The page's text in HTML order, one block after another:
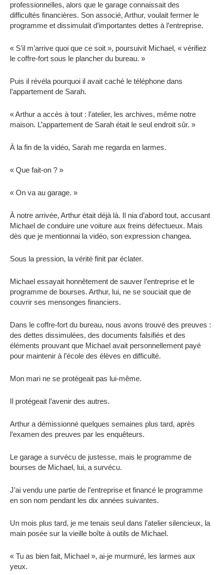
professionnelles, alors que le garage connaissait des
difficultés financières. Son associé, Arthur, voulait fermer le
programme et dissimulait d’importantes dettes à l’entreprise.
« S’il m’arrive quoi que ce soit », poursuivit Michael, « vérifiez
le coffre-fort sous le plancher du bureau. »
Puis il révéla pourquoi il avait caché le téléphone dans
l’appartement de Sarah.
« Arthur a accès à tout : l’atelier, les archives, même notre
maison. L’appartement de Sarah était le seul endroit sûr. »
À la fin de la vidéo, Sarah me regarda en larmes.
« Que fait-on ? »
« On va au garage. »
À notre arrivée, Arthur était déjà là. Il nia d’abord tout, accusant
Michael de conduire une voiture aux freins défectueux. Mais
dès que je mentionnai la vidéo, son expression changea.
Sous la pression, la vérité finit par éclater.
Michael essayait honnêtement de sauver l’entreprise et le
programme de bourses. Arthur, lui, ne se souciait que de
couvrir ses mensonges financiers.
Dans le coffre-fort du bureau, nous avons trouvé des preuves :
des dettes dissimulées, des documents falsifiés et des
éléments prouvant que Michael avait personnellement payé
pour maintenir à l’école des élèves en difficulté.
Mon mari ne se protégeait pas lui-même.
Il protégeait l’avenir des autres.
Arthur a démissionné quelques semaines plus tard, après
l’examen des preuves par les enquêteurs.
Le garage a survécu de justesse, mais le programme de
bourses de Michael, lui, a survécu.
J’ai vendu une partie de l’entreprise et financé le programme
en son nom pendant les dix années suivantes.
Un mois plus tard, je me tenais seul dans l’atelier silencieux, la
main posée sur la vieille boîte à outils de Michael.
« Tu as bien fait, Michael », ai-je murmuré, les larmes aux
yeux.